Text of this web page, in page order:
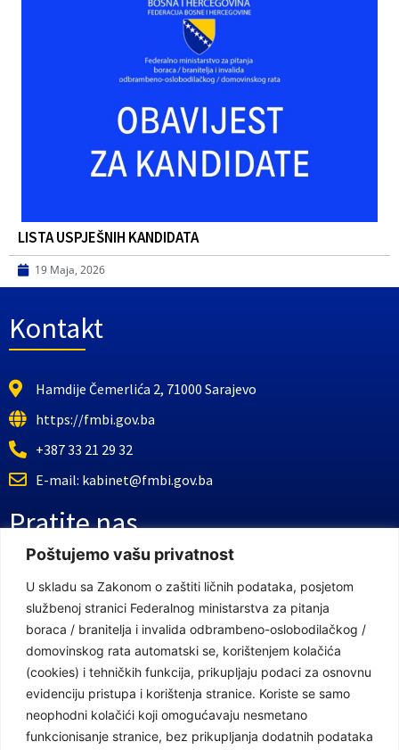
Poštujemo vašu privatnost
U skladu sa Zakonom o zaštiti ličnih podataka, posjetom
službenoj stranici Federalnog ministarstva za pitanja
boraca / branitelja i invalida odbrambeno-oslobodilačkog /
domovinskog rata automatski se, korištenjem kolačića
(cookies) i tehničkih funkcija, prikupljaju podaci za osnovnu
evidenciju pristupa i korištenja stranice. Koriste se samo
neophodni kolačići koji omogućavaju nesmetano
funkcionisanje stranice, bez prikupljanja dodatnih podataka
LISTA USPJEŠNIH KANDIDATA
19 Maja, 2026
Kontakt
Hamdije Čemerlića 2, 71000 Sarajevo
https://fmbi.gov.ba
+387 33 21 29 32
E-mail: kabinet@fmbi.gov.ba
Pratite nas
Facebook Stranica
Youtube Kanal
Linkovi
Vlada Federacije Bosne i Hercegovine